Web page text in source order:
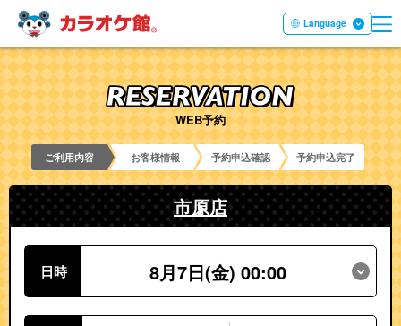
本文へ移動する Language
WEB予約
ご利用内容 お客様情報 予約申込確認 予約申込完了
市原店
日時 8月7日(金) 00:00